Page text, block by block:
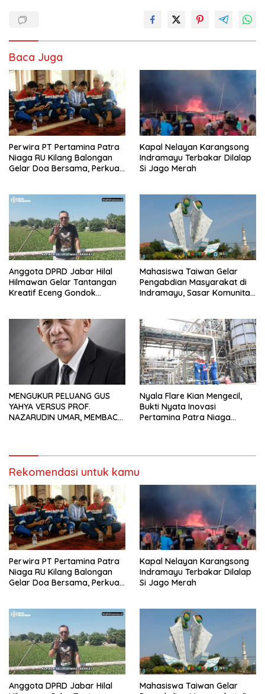
Baca Juga
Perwira PT Pertamina Patra
Niaga RU Kilang Balongan
Gelar Doa Bersama, Perkuat
Kapal Nelayan Karangsong
Indramayu Terbakar Dilalap
Si Jago Merah
Anggota DPRD Jabar Hilal
Hilmawan Gelar Tantangan
Kreatif Eceng Gondok
Mahasiswa Taiwan Gelar
Pengabdian Masyarakat di
Indramayu, Sasar Komunitas
MENGUKUR PELUANG GUS
YAHYA VERSUS PROF.
NAZARUDIN UMAR, MEMBACA
Nyala Flare Kian Mengecil,
Bukti Nyata Inovasi
Pertamina Patra Niaga
Rekomendasi untuk kamu
Perwira PT Pertamina Patra
Niaga RU Kilang Balongan
Gelar Doa Bersama, Perkuat
Kapal Nelayan Karangsong
Indramayu Terbakar Dilalap
Si Jago Merah
Anggota DPRD Jabar Hilal
Mahasiswa Taiwan Gelar